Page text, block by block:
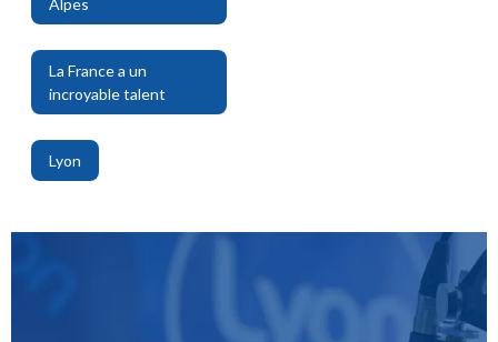
,
La France a un
incroyable talent
,
Lyon